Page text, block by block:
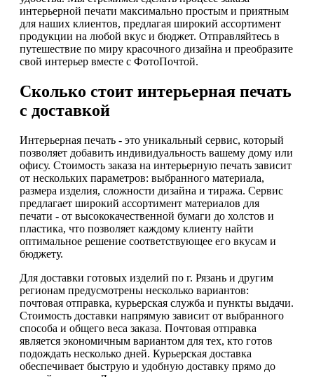
интерьерной печати максимально простым и приятным
для наших клиентов, предлагая широкий ассортимент
продукции на любой вкус и бюджет. Отправляйтесь в
путешествие по миру красочного дизайна и преобразите
свой интерьер вместе с ФотоПочтой.
Сколько стоит интерьерная печать
с доставкой
Интерьерная печать - это уникальный сервис, который
позволяет добавить индивидуальность вашему дому или
офису. Стоимость заказа на интерьерную печать зависит
от нескольких параметров: выбранного материала,
размера изделия, сложности дизайна и тиража. Сервис
предлагает широкий ассортимент материалов для
печати - от высококачественной бумаги до холстов и
пластика, что позволяет каждому клиенту найти
оптимальное решение соответствующее его вкусам и
бюджету.
Для доставки готовых изделий по г. Рязань и другим
регионам предусмотрены несколько вариантов:
почтовая отправка, курьерская служба и пункты выдачи.
Стоимость доставки напрямую зависит от выбранного
способа и общего веса заказа. Почтовая отправка
является экономичным вариантом для тех, кто готов
подождать несколько дней. Курьерская доставка
обеспечивает быструю и удобную доставку прямо до